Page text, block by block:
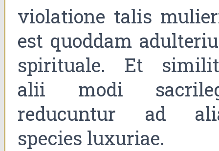
violatione talis
est quoddam
spirituale. Et
alii modi
reducuntur ad
species luxuriae.